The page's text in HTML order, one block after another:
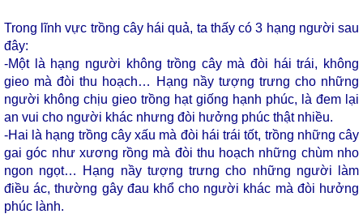
Trong lĩnh vực trồng cây hái quả, ta thấy có 3 hạng người sau
đây:
-Một là hạng người không trồng cây mà đòi hái trái, không
gieo mà đòi thu hoạch… Hạng nầy tượng trưng cho những
người không chịu gieo trồng hạt giống hạnh phúc, là đem lại
an vui cho người khác nhưng đòi hưởng phúc thật nhiều.
-Hai là hạng trồng cây xấu mà đòi hái trái tốt, trồng những cây
gai góc như xương rồng mà đòi thu hoạch những chùm nho
ngon ngọt… Hạng nầy tượng trưng cho những người làm
điều ác, thường gây đau khổ cho người khác mà đòi hưởng
phúc lành.